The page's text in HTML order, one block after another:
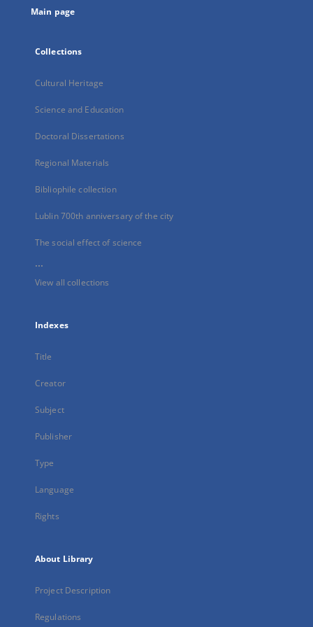
Main page
Collections
Cultural Heritage
Science and Education
Doctoral Dissertations
Regional Materials
Bibliophile collection
Lublin 700th anniversary of the city
The social effect of science
...
View all collections
Indexes
Title
Creator
Subject
Publisher
Type
Language
Rights
About Library
Project Description
Regulations